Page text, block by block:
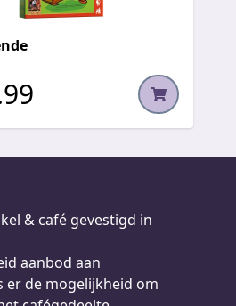
& café gevestigd in
aanbod aan
er de mogelijkheid om